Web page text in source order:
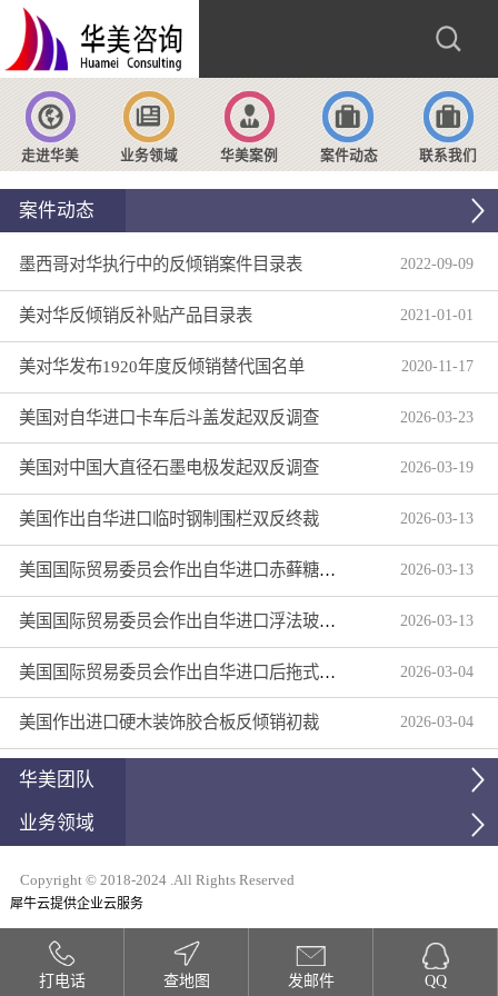
走进华美 业务领域 华美案例 案件动态 联系我们
案件动态
墨西哥对华执行中的反倾销案件目录表 2022-09-09
美对华反倾销反补贴产品目录表 2021 -01 -01
美对华发布1920年度反倾销替代国名单 2020-11 -17
美国对自华进口卡车后斗盖发起双反调查 2026-03-23
美国对中国大直径石墨电极发起双反调查 2026-03-19
美国作出自华进口临时钢制围栏双反终裁 2026-03-13
美国国际贸易委员会作出自华进口赤藓糖醇双反产业损害终裁 2026-03-13
美国国际贸易委员会作出自华进口浮法玻璃制品双反产业损害终裁 2026-03-13
美国国际贸易委员会作出自华进口后拖式草地维护设备及相关零部件第三次反倾销日落复审产业损害终裁 2026-03-04
美国作出进口硬木装饰胶合板反倾销初裁 2026-03-04
华美团队
业务领域
Copyright © 2018-2024 .All Rights Reserved
犀牛云提供企业云服务
打电话 查地图 发邮件 QQ